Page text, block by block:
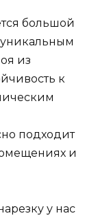
большой
из
к
подходит
и
у нас